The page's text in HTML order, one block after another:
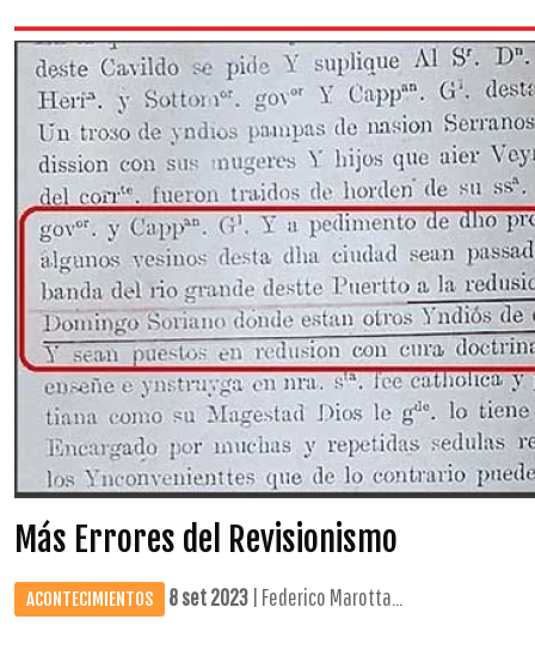
Más Errores del Revisionismo
ACONTECIMIENTOS 8 set 2023 | Federico Marotta...